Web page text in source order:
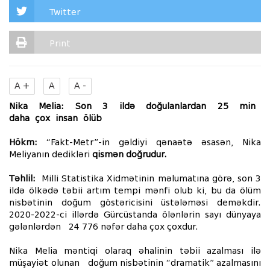
Twitter
Print
A + A A -
Nika Melia: Son 3 ildə doğulanlardan 25 min
daha çoxinsan ölüb
Hökm: “Fakt-Metr”-in gəldiyi qənaətə əsasən, Nika
Meliyanın dedikləri qismən doğrudur.
Təhlil:
Milli Statistika Xidmətinin məlumatına görə, son 3
ildə ölkədə təbii artım tempi mənfi olub ki, bu da ölüm
nisbətinin doğum göstəricisini üstələməsi deməkdir.
2020-2022-ci illərdə Gürcüstanda ölənlərin sayı dünyaya
gələnlərdən 24 776 nəfər daha çox çoxdur.
Nika Melia məntiqi olaraq əhalinin təbii azalması ilə
müşayiət olunan doğum nisbətinin “dramatik” azalmasını